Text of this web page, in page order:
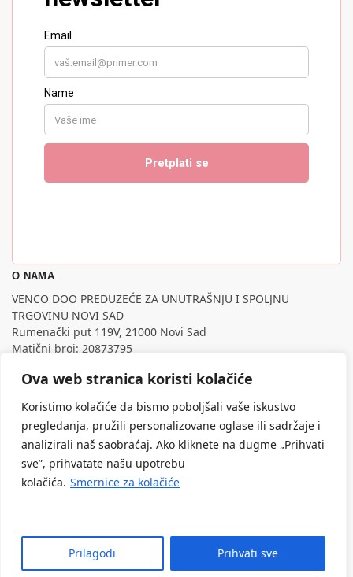
Ova web stranica koristi kolačiće
Koristimo kolačiće da bismo poboljšali vaše iskustvo
pregledanja, pružili personalizovane oglase ili sadržaje i
analizirali naš saobraćaj. Ako kliknete na dugme „Prihvati
sve”, prihvatate našu upotrebu
kolačića. Smernice za kolačiće
Prilagodi Prihvati sve
O NAMA
VENCO DOO PREDUZEĆE ZA UNUTRAŠNJU I SPOLJNU
TRGOVINU NOVI SAD
Rumenački put 119V, 21000 Novi Sad
Matični broj: 20873795
Nastojimo da budemo što precizniji u opisu proizvoda,
prikazu slika i samih cena, ali ne možemo garantovati da su
sve informacije kompletne i bez grešaka.
Svi artikli prikazani na sajtu su deo naše ponude, ali ne
podrazumeva da su dostupni u svakom trenutku.